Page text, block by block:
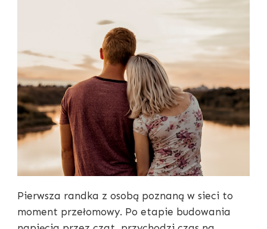
Pierwsza randka z osobą poznaną w sieci to
moment przełomowy. Po etapie budowania